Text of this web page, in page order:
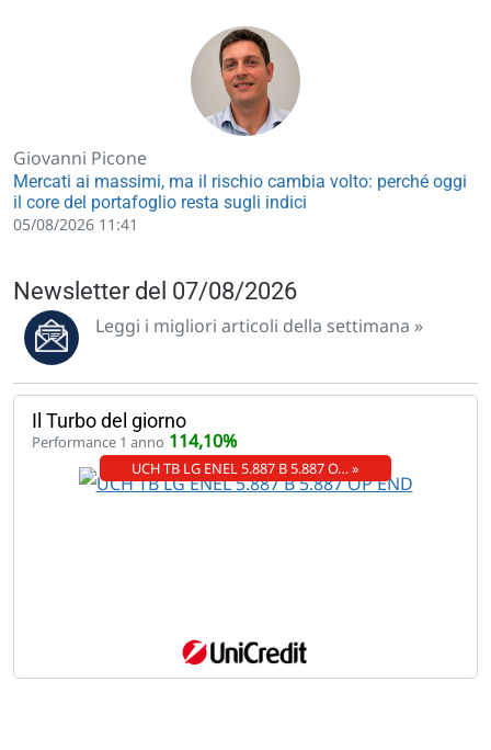
Giovanni Picone
Mercati ai massimi, ma il rischio cambia volto: perché oggi
il core del portafoglio resta sugli indici
05/08/2026 11:41
Newsletter del 07/08/2026
Leggi i migliori articoli della settimana »
Il Turbo del giorno
Performance 1 anno 114,10%
UCH TB LG ENEL 5.887 B 5.887 O… »